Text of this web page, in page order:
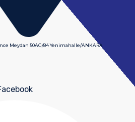
Meydan 50AG/84 Yenimahalle/ANKARA